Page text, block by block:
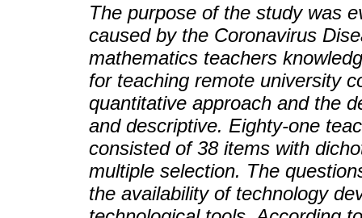
The purpose of the study was
caused by the Coronavirus
mathematics teachers
for teaching remote university
quantitative approach and the
and descriptive. Eighty-one
consisted of 38 items with
multiple selection. The
the availability of technology